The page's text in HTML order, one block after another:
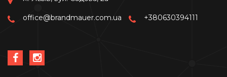
office@brandmauer.com.ua +380630394111